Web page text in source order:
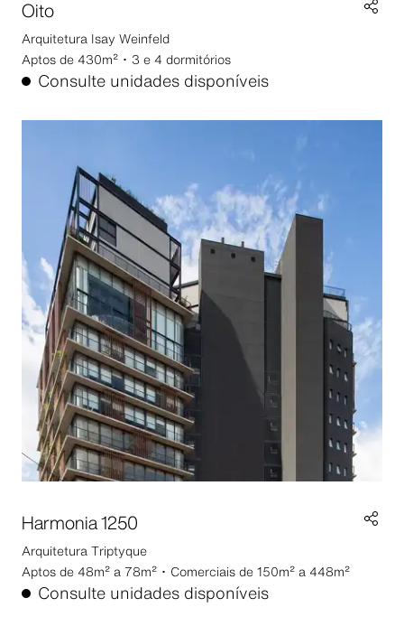
Oito
Arquitetura
Isay Weinfeld
Aptos de 430m² ･ 3 e 4 dormitórios
Consulte unidades disponíveis
Harmonia 1250
Arquitetura Triptyque
Aptos de 48m² a 78m² ･ Comerciais de 150m² a 448m²
Consulte unidades disponíveis